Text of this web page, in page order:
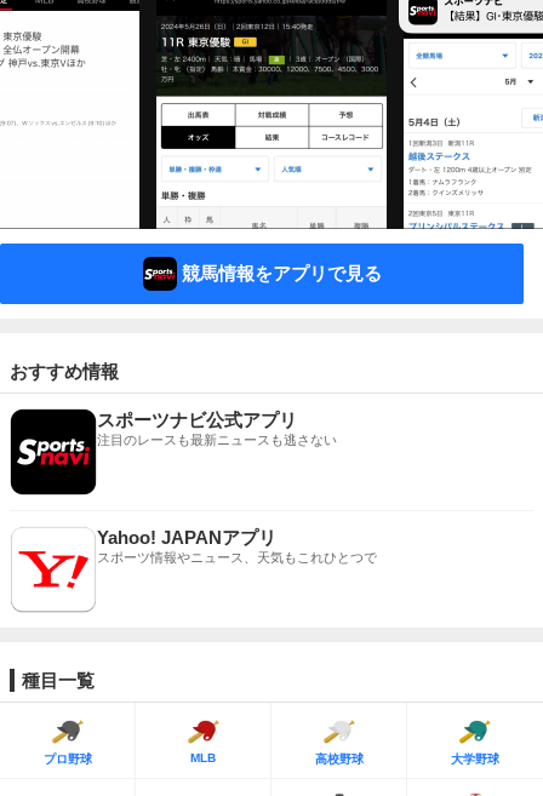
競馬情報をアプリで見る
おすすめ情報
スポーツナビ公式アプリ
注目のレースも最新ニュースも逃さない
Yahoo! JAPANアプリ
スポーツ情報やニュース、天気もこれひとつで
種目一覧
プロ野球 MLB 高校野球 大学野球